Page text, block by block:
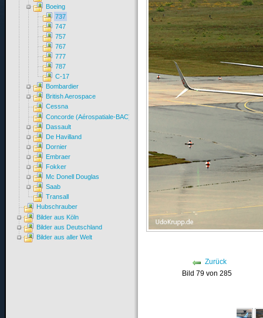
Zurück
Bild 79 von 285
Boeing
737
747
757
767
777
787
C-17
Bombardier
British Aerospace
Cessna
Concorde (Aérospatiale-BAC)
Dassault
De Havilland
Dornier
Embraer
Fokker
Mc Donell Douglas
Saab
Transall
Hubschrauber
Bilder aus Köln
Bilder aus Deutschland
Bilder aus aller Welt